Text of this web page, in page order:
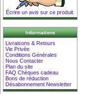
Écrire un avis sur ce produit.
Informations
Livraisons & Retours
Vie Privée
Conditions Générales
Nous Contacter
Plan du site
FAQ Chèques cadeau
Bons de réduction
Désabonnement Newsletter